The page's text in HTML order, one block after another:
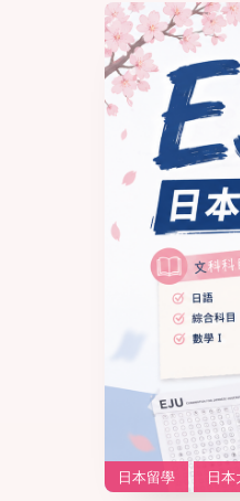
日本留學 日本